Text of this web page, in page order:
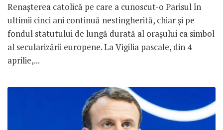
Renașterea catolică pe care a cunoscut-o Parisul în
ultimii cinci ani continuă nestingherită, chiar și pe
fondul statutului de lungă durată al orașului ca simbol
al secularizării europene. La Vigilia pascale, din 4
aprilie,...